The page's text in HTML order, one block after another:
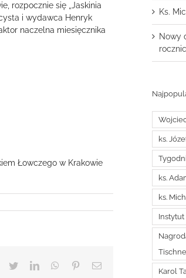
rozpocznie się „Jaskinia
i wydawca Henryk
naczelna miesięcznika
Łowczego w Krakowie
Facebook
TwitterLinkedInWhatsApp
PinterestEmail
Ks.
Nowy
ks.
ks.
ks.
Instytut
Karol